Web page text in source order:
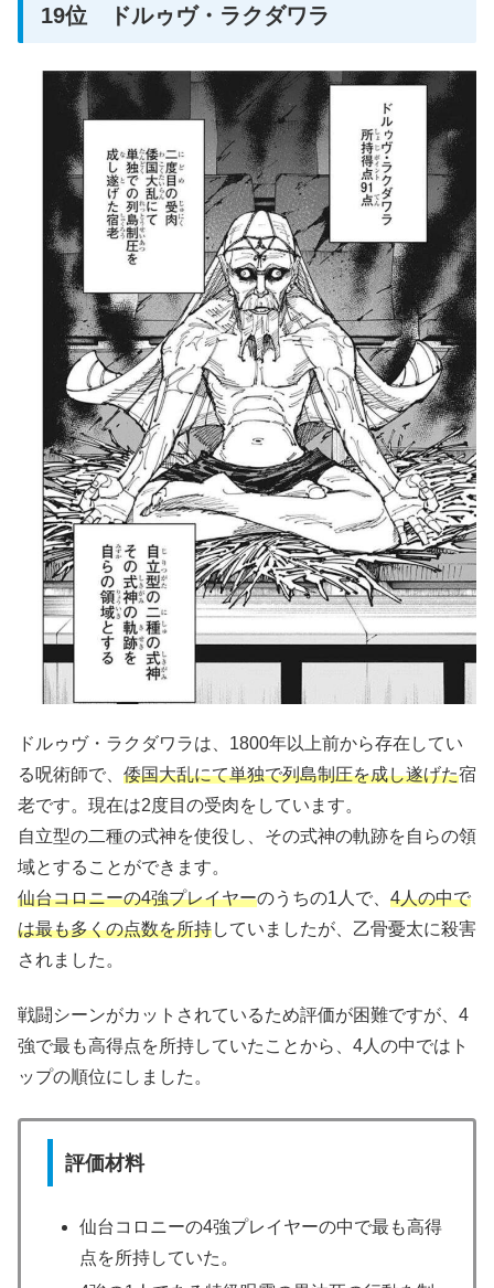
19位 ドルゥヴ・ラクダワラ
ドルゥヴ・ラクダワラは、1800年以上前から存在してい
る呪術師で、 倭国大乱にて単独で列島制圧を成し遂げた宿
老です。現在は2度目の受肉をしています。
自立型の二種の式神を使役し、その式神の軌跡を自らの領
域とすることができます。
仙台コロニーの4強プレイヤーのうちの1人で、 4人の中で
は最も多くの点数を所持していましたが、乙骨憂太に殺害
されました。
戦闘シーンがカットされているため評価が困難ですが、4
強で最も高得点を所持していたことから、4人の中ではト
ップの順位にしました。
評価材料
仙台コロニーの4強プレイヤーの中で最も高得
点を所持していた。